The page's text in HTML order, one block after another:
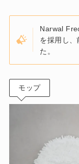
Narwal
を採用し、
た。
モップ